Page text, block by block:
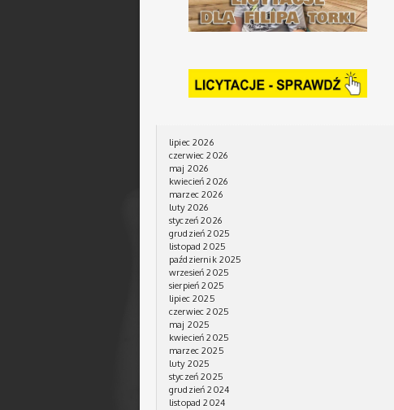
lipiec 2026
czerwiec 2026
maj 2026
kwiecień 2026
marzec 2026
luty 2026
styczeń 2026
grudzień 2025
listopad 2025
październik 2025
wrzesień 2025
sierpień 2025
lipiec 2025
czerwiec 2025
maj 2025
kwiecień 2025
marzec 2025
luty 2025
styczeń 2025
grudzień 2024
listopad 2024